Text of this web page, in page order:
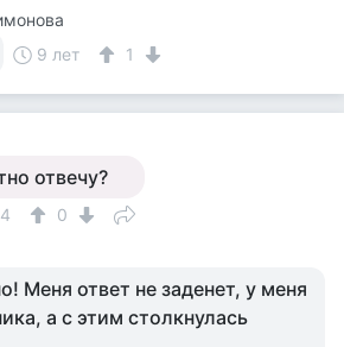
9 лет 1
отвечу?
4 0
Меня ответ не заденет, у меня
а с этим столкнулась